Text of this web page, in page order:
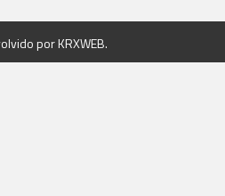
porKRXWEB.